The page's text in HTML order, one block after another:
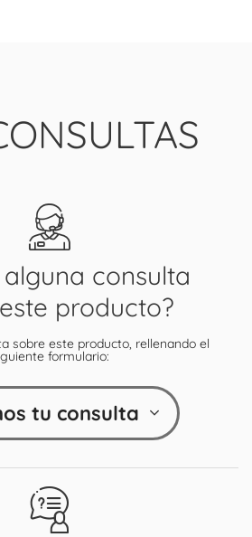
alguna consulta
producto?
sobre este producto, rellenando el
formulario:
tu consulta